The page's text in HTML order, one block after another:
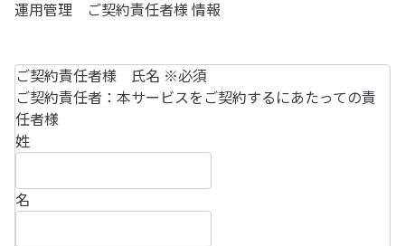
運用管理 ご契約責任者様 情報
ご契約責任者様 氏名 ※必須
ご契約責任者：本サービスをご契約するにあたっての責
任者様
姓
名